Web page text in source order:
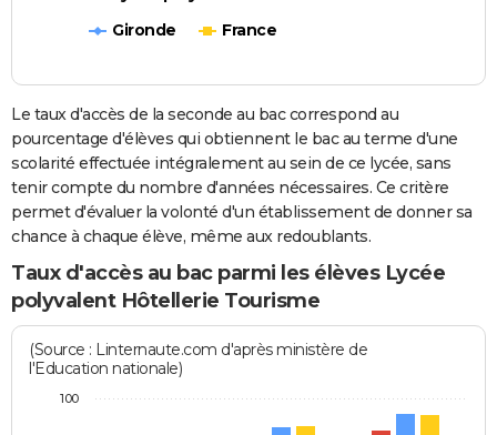
Gironde
France
Le taux d'accès de la seconde au bac correspond au
pourcentage d'élèves qui obtiennent le bac au terme d'une
scolarité effectuée intégralement au sein de ce lycée, sans
tenir compte du nombre d'années nécessaires. Ce critère
permet d'évaluer la volonté d'un établissement de donner sa
chance à chaque élève, même aux redoublants.
Taux d'accès au bac parmi les élèves Lycée
polyvalent Hôtellerie Tourisme
(Source : Linternaute.com d'après ministère de
l'Education nationale)
100